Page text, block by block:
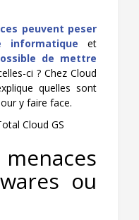
peuvent peser
informatique et
de mettre
ci ? Chez Cloud
quelles sont
y faire face.
ou